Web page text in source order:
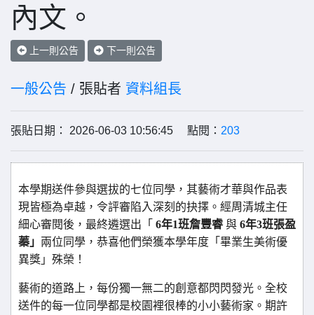
內文。
上一則公告 下一則公告
一般公告 / 張貼者 資料組長
張貼日期： 2026-06-03 10:56:45 點閱： 203
本學期送件參與選拔的七位同學，其藝術才華與作品表
現皆極為卓越，令評審陷入深刻的抉擇。經周清城主任
細心審閱後，最終遴選出「 6年1班詹豐睿與 6年3班張盈
蓁」 兩位同學，恭喜他們榮獲本學年度「畢業生美術優
異獎」殊榮！
藝術的道路上，每份獨一無二的創意都閃閃發光。全校
送件的每一位同學都是校園裡很棒的小小藝術家。期許